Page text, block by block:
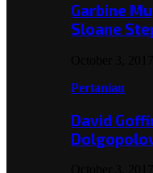
Garbine
Sloane
Pertanian
David